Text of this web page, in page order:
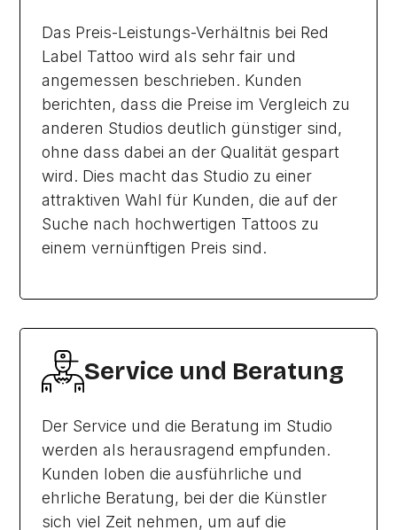
Das Preis-Leistungs-Verhältnis bei Red
Label Tattoo wird als sehr fair und
angemessen beschrieben. Kunden
berichten, dass die Preise im Vergleich zu
anderen Studios deutlich günstiger sind,
ohne dass dabei an der Qualität gespart
wird. Dies macht das Studio zu einer
attraktiven Wahl für Kunden, die auf der
Suche nach hochwertigen Tattoos zu
einem vernünftigen Preis sind.
Service und Beratung
Der Service und die Beratung im Studio
werden als herausragend empfunden.
Kunden loben die ausführliche und
ehrliche Beratung, bei der die Künstler
sich viel Zeit nehmen, um auf die